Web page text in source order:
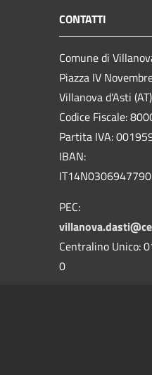
CONTATTI
Comune di
Piazza IV
Villanova d'Asti
Codice Fiscale:
Partita IVA:
IBAN:
PEC:
Centralino Unico:
0